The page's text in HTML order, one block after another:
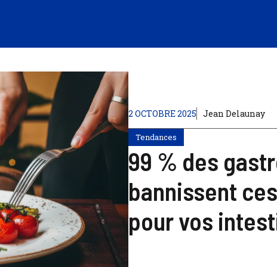
2 OCTOBRE 2025 Jean Delaunay
Tendances
99 % des
bannissent
pour vos